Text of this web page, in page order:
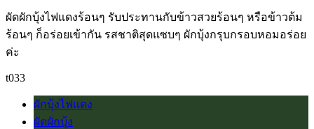
ผัดผักบุ้งไฟแดงร้อนๆ รับประทานกับข้าวสวยร้อนๆ หรือข้าวต้ม
ร้อนๆ ก็อร่อยเข้ากัน รสชาติสุดแซบๆ ผักบุ้งกรุบกรอบหอมอร่อย
ค่ะ
t033
ผักบุ้งไฟแดง
ผัดผักบุ้ง